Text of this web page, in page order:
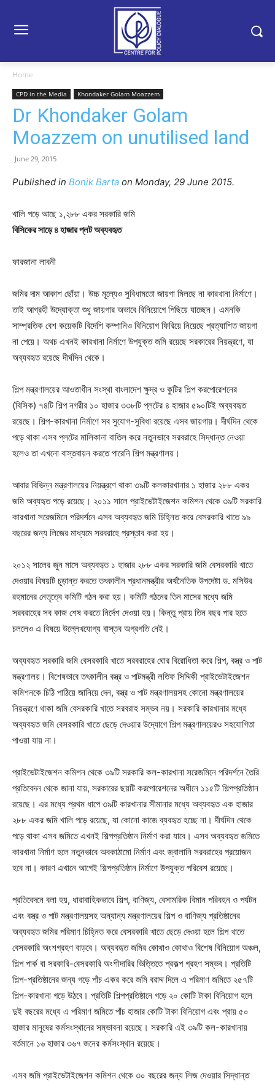
Home
CPD in the Media Khondaker Golam Moazzem
Dr Khondaker Golam
Moazzem on unutilised land
June 29, 2015
Published in Bonik Barta on Monday, 29 June 2015.
খালি পড়ে আছে ১,২৮৮ একর সরকারি জমি
বিসিকের সাড়ে ৪ হাজার প্লট অব্যবহৃত
ফারজানা লাবনী
জমির দাম আকাশ ছোঁয়া। উচ্চ মূল্যেও সুবিধামতো জায়গা মিলছে না কারখানা নির্মাণে।
তাই আগ্রহী উদ্যোক্তা শুধু জায়গার অভাবে বিনিয়োগে পিছিয়ে যাচ্ছেন। এমনকি
সাম্প্রতিক বেশ কয়েকটি বিদেশি কম্পানিও বিনিয়োগ ফিরিয়ে নিয়েছে প্রত্যাশিত জায়গা
না পেয়ে। অথচ এখনই কারখানা নির্মাণে উপযুক্ত জমি রয়েছে সরকারের নিয়ন্ত্রণে, যা
অব্যবহৃত রয়েছে দীর্ঘদিন থেকে।
শিল্প মন্ত্রণালয়ের আওতাধীন সংস্থা বাংলাদেশ ক্ষুদ্র ও কুটির শিল্প করপোরেশনের
(বিসিক) ৭৪টি শিল্প নগরীর ১০ হাজার ৩৩৮টি প্লটের ৪ হাজার ৫৯০টিই অব্যবহৃত
রয়েছে। শিল্প-কারখানা নির্মাণে সব সুযোগ-সুবিধা রয়েছে এসব জায়গায়। দীর্ঘদিন থেকে
পড়ে থাকা এসব প্লটের মালিকানা বাতিল করে নতুনভাবে সরবরাহে সিদ্ধান্ত নেওয়া
হলেও তা এখনো বাস্তবায়ন করতে পারেনি শিল্প মন্ত্রণালয়।
আবার বিভিন্ন মন্ত্রণালয়ের নিয়ন্ত্রণে থাকা ৩৯টি কলকারখানার ১ হাজার ২৮৮ একর
জমি অব্যহৃত পড়ে রয়েছে। ২০১১ সালে প্রাইভেটাইজেশন কমিশন থেকে ৩৯টি সরকারি
কারখানা সরেজমিনে পরিদর্শনে এসব অব্যবহৃত জমি চিহ্নিত করে বেসরকারি খাতে ৯৯
বছরের জন্য লিজের মাধ্যমে সরবরাহে প্রস্তাব করা হয়।
২০১২ সালের জুন মাসে অব্যবহৃত ১ হাজার ২৮৮ একর সরকারি জমি বেসরকারি খাতে
দেওয়ার বিষয়টি চূড়ান্ত করতে তৎকালীন প্রধানমন্ত্রীর অর্থনৈতিক উপদেষ্টা ড. মসিউর
রহমানের নেতৃত্বে কমিটি গঠন করা হয়। কমিটি গঠনের তিন মাসের মধ্যে জমি
সরবরাহের সব কাজ শেষ করতে নির্দেশ দেওয়া হয়। কিন্তু প্রায় তিন বছর পার হতে
চললেও এ বিষয়ে উল্লেখযোগ্য বাস্তব অগ্রগতি নেই।
অব্যবহৃত সরকারি জমি বেসরকারি খাতে সরবরাহের ঘোর বিরোধিতা করে শিল্প, বস্ত্র ও পাট
মন্ত্রণালয়। বিশেষভাবে তৎকালীন বস্ত্র ও পাটমন্ত্রী লতিফ সিদ্দিকী প্রাইভেটাইজেশন
কমিশনকে চিঠি পাঠিয়ে জানিয়ে দেন, বস্ত্র ও পাট মন্ত্রণালয়সহ কোনো মন্ত্রণালয়ের
নিয়ন্ত্রণে থাকা জমি বেসরকারি খাতে সরবরাহ সম্ভব নয়। সরকারি কারখানার মধ্যে
অব্যবহৃত জমি বেসরকারি খাতে ছেড়ে দেওয়ার উদ্যোগে শিল্প মন্ত্রণালয়েরও সহযোগিতা
পাওয়া যায় না।
প্রাইভেটাইজেশন কমিশন থেকে ৩৯টি সরকারি কল-কারখানা সরেজমিনে পরিদর্শনে তৈরি
প্রতিবেদন থেকে জানা যায়, সরকারের ছয়টি করপোরেশনের অধীনে ১১৫টি শিল্পপ্রতিষ্ঠান
রয়েছে। এর মধ্যে প্রথম ধাপে ৩৯টি কারখানার সীমানার মধ্যে অব্যবহৃত এক হাজার
২৮৮ একর জমি খালি পড়ে রয়েছে, যা কোনো কাজে ব্যবহৃত হচ্ছে না। দীর্ঘদিন থেকে
পড়ে থাকা এসব জমিতে এখনই শিল্পপ্রতিষ্ঠান নির্মাণ করা যাবে। এসব অব্যবহৃত জমিতে
কারখানা নির্মাণ হলে নতুনভাবে অবকাঠামো নির্মাণ এবং জ্বালানি সরবরাহের প্রয়োজন
হবে না। কারণ এখানে আগেই শিল্পপ্রতিষ্ঠান নির্মাণে উপযুক্ত পরিবেশ রয়েছে।
প্রতিবেদনে বলা হয়, ধারাবাহিকভাবে শিল্প, বাণিজ্য, বেসামরিক বিমান পরিবহন ও পর্যটন
এবং বস্ত্র ও পাট মন্ত্রণালয়সহ অন্যান্য মন্ত্রণালয়ের শিল্প ও বাণিজ্য প্রতিষ্ঠানের
অব্যবহৃত জমির পরিমাণ চিহ্নিত করে বেসরকারি খাতে ছেড়ে দেওয়া হলে শিল্প খাতে
বেসরকারি অংশগ্রহণ বাড়বে। অব্যবহৃত জমির কোথাও কোথাও বিশেষ বিনিয়োগ অঞ্চল,
শিল্প পার্ক বা সরকারি-বেসরকারি অংশীদারির ভিত্তিতে প্রকল্প গ্রহণ সম্ভব। প্রতিটি
শিল্প-প্রতিষ্ঠানের জন্য গড়ে পাঁচ একর করে জমি বরাদ্দ দিলে এ পরিমাণ জমিতে ২৫৭টি
শিল্প-কারখানা গড়ে উঠবে। প্রতিটি শিল্পপ্রতিষ্ঠানে গড়ে ২০ কোটি টাকা বিনিয়োগ হলে
দুই বছরের মধ্যে এ পরিমাণ জমিতে পাঁচ হাজার কোটি টাকা বিনিয়োগ এবং প্রায় ৫০
হাজার মানুষের কর্মসংস্থানের সম্ভাবনা রয়েছে। সরকারি এই ৩৯টি কল-কারখানায়
বর্তমানে ১৬ হাজার ৩৬৭ জনের কর্মসংস্থান রয়েছে।
এসব জমি প্রাইভেটাইজেশন কমিশন থেকে ৩০ বছরের জন্য লিজ দেওয়ার সিদ্ধান্ত